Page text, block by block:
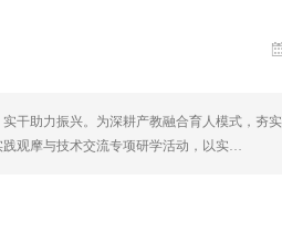
干助力振兴。为深耕产教融合育人模式，夯
践观摩与技术交流专项研学活动，以实…